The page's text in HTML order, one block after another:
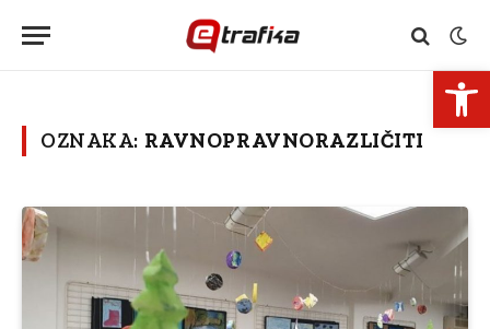
OZNAKA: RAVNOPRAVNORAZLIČITI